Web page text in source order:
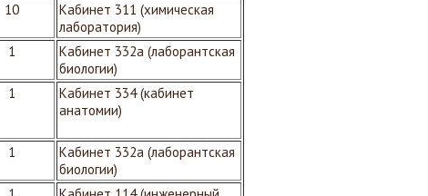
10
Кабинет 311 (химическая
лаборатория)
1
Кабинет 332а (лаборантская
биологии)
1
Кабинет 334 (кабинет
анатомии)
1
Кабинет 332а (лаборантская
биологии)